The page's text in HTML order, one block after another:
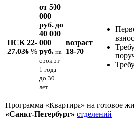
ПСК 22-
27.036 %
от 500
000
руб. до
40 000
000
руб. на
срокот
1 года
до 30
лет
возраст
18-70
Программа «Квартира» на готовое
«Санкт-Петербург» отделений